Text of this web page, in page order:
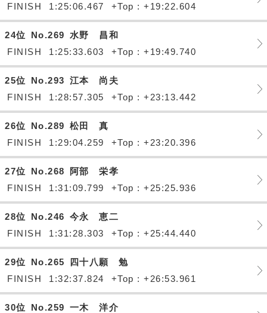
FINISH 1:25:06.467 +Top : +19:22.604
24位 No.269
水野 昌和
FINISH
1:25:33.603 +Top : +19:49.740
25位 No.293 江本 尚夫
FINISH
1:28:57.305 +Top : +23:13.442
26位 No.289 松田 真
FINISH
1:29:04.259 +Top : +23:20.396
27位 No.268
阿部 栄孝
FINISH
1:31:09.799 +Top : +25:25.936
28位 No.246 今永 恵二
FINISH
1:31:28.303 +Top : +25:44.440
29位 No.265
四十八願 勉
FINISH
1:32:37.824 +Top : +26:53.961
30位 No.259 一木 洋介